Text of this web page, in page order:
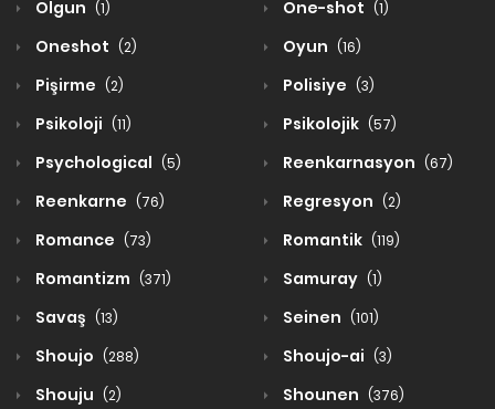
Olgun (1) One-shot (1)
Oneshot (2) Oyun (16)
Pişirme (2) Polisiye (3)
Psikoloji (11) Psikolojik (57)
Psychological (5) Reenkarnasyon (67)
Reenkarne (76) Regresyon (2)
Romance (73) Romantik (119)
Romantizm (371) Samuray (1)
Savaş (13) Seinen (101)
Shoujo (288) Shoujo-ai (3)
Shouju (2) Shounen (376)